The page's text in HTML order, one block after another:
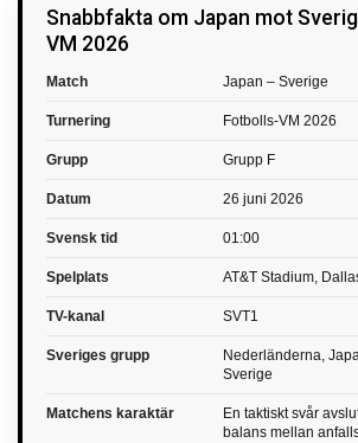
Snabbfakta om Japan mot
VM 2026
Match Japan – Sverige
Turnering Fotbolls-VM 2026
Grupp Grupp F
Datum 26 juni 2026
Svensk tid 01:00
Spelplats AT&T Stadium,
TV-kanal SVT1
Sveriges grupp
Nederländerna,
Sverige
Matchens karaktär
En taktiskt svår
balans mellan